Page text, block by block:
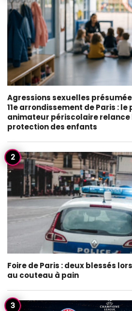
Agressions sexuelles
11e arrondissement de Paris : le
animateur périscolaire relance
protection des enfants
Foire de Paris : deux blessés
au couteau à pain